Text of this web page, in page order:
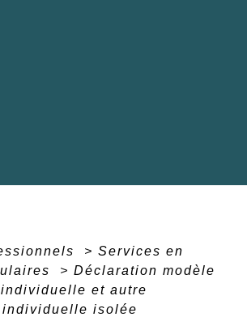
> Services en
> Déclaration modèle
et autre
isolée